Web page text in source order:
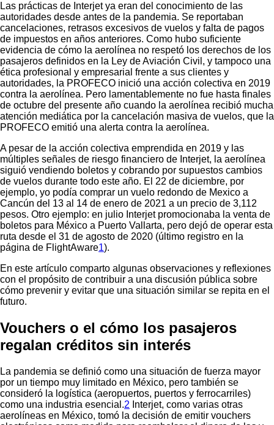
Las prácticas de Interjet ya eran del conocimiento de las
autoridades desde antes de la pandemia. Se reportaban
cancelaciones, retrasos excesivos de vuelos y falta de pagos
de impuestos en años anteriores. Como hubo suficiente
evidencia de cómo la aerolínea no respetó los derechos de los
pasajeros definidos en la Ley de Aviación Civil, y tampoco una
ética profesional y empresarial frente a sus clientes y
autoridades, la PROFECO inició una acción colectiva en 2019
contra la aerolínea. Pero lamentablemente no fue hasta finales
de octubre del presente año cuando la aerolínea recibió mucha
atención mediática por la cancelación masiva de vuelos, que la
PROFECO emitió una alerta contra la aerolínea.
A pesar de la acción colectiva emprendida en 2019 y las
múltiples señales de riesgo financiero de Interjet, la aerolínea
siguió vendiendo boletos y cobrando por supuestos cambios
de vuelos durante todo este año. El 22 de diciembre, por
ejemplo, yo podía comprar un vuelo redondo de Mexico a
Cancún del 13 al 14 de enero de 2021 a un precio de 3,112
pesos. Otro ejemplo: en julio Interjet promocionaba la venta de
boletos para México a Puerto Vallarta, pero dejó de operar esta
ruta desde el 31 de agosto de 2020 (último registro en la
página de FlightAware1).
En este artículo comparto algunas observaciones y reflexiones
con el propósito de contribuir a una discusión pública sobre
cómo prevenir y evitar que una situación similar se repita en el
futuro.
Vouchers o el cómo los pasajeros
regalan créditos sin interés
La pandemia se definió como una situación de fuerza mayor
por un tiempo muy limitado en México, pero también se
consideró la logística (aeropuertos, puertos y ferrocarriles)
como una industria esencial.2 Interjet, como varias otras
aerolíneas en México, tomó la decisión de emitir vouchers